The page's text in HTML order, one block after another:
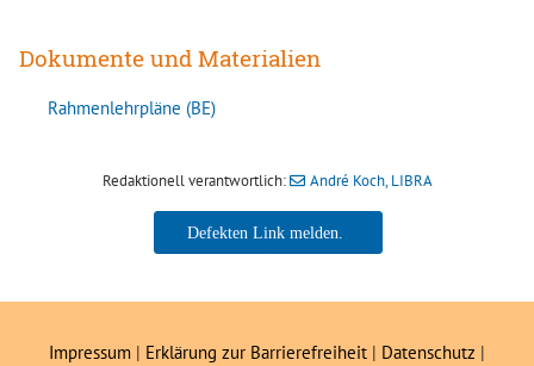
Dokumente und Materialien
Rahmenlehrpläne (BE)
Redaktionell verantwortlich: André Koch, LIBRA
André Koch, LIBRA
Impressum | Erklärung zur Barrierefreiheit | Datenschutz |